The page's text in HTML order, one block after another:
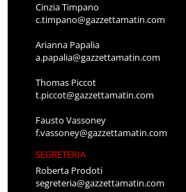
Cinzia Timpano
c.timpano@gazzettamatin.com
Arianna Papalia
a.papalia@gazzettamatin.com
Thomas Piccot
t.piccot@gazzettamatin.com
Fausto Vassoney
f.vassoney@gazzettamatin.com
SEGRETERIA
Roberta Prodoti
segreteria@gazzettamatin.com